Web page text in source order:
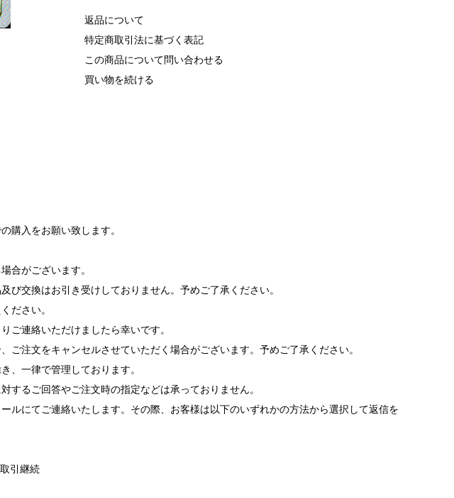
返品について
特定商取引法に基づく表記
この商品について問い合わせる
買い物を続ける
購入をお願い致します。
合がございます。
び交換はお引き受けしておりません。予めご了承ください。
ださい。
連絡いただけましたら幸いです。
注文をキャンセルさせていただく場合がございます。予めご了承ください。
、一律で管理しております。
るご回答やご注文時の指定などは承っておりません。
ルにてご連絡いたします。その際、お客様は以下のいずれかの方法から選択して返信を
引継続